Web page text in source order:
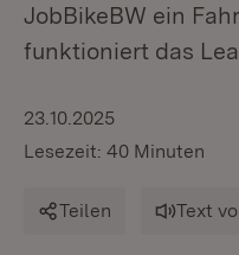
JobBikeBW ein
funktioniert das
23.10.2025
Lesezeit: 40 Minuten
Teilen Text